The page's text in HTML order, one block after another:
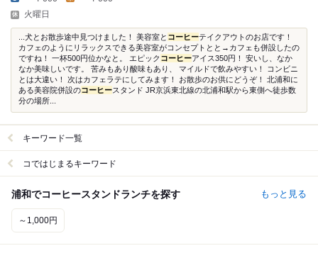
火曜日
...犬とお散歩途中見つけました！ 美容室と コーヒーテイクアウトのお店です！
カフェのようにリラックスできる美容室がコンセプトとと→カフェも併設したの
ですね！ 一杯500円位かなと。 エピック コーヒーアイス350円！ 安いし、なか
なか美味しいです。 苦みもあり酸味もあり、 マイルドで飲みやすい！ コンビニ
とは大違い！ 次はカフェラテにしてみます！ お散歩のお供にどうぞ！ 北浦和に
ある美容院併設のコーヒースタンド JR京浜東北線の北浦和駅から東側へ徒歩数
分の場所...
キーワード一覧
コではじまるキーワード
浦和でコーヒースタンドランチを探す もっと見る
～1,000円